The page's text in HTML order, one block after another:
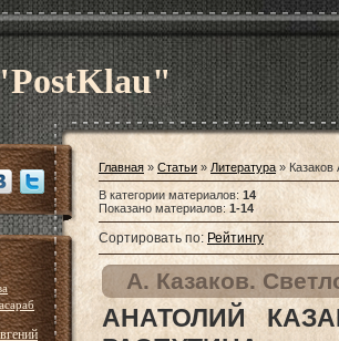
Главная » Статьи » Литература » Казаков
В категории материалов: 14
Показано материалов:1-14
Сортировать по: Рейтингу
А. Казаков.
АНАТОЛИЙ